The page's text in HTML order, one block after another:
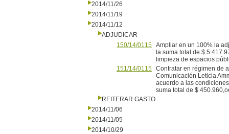
2014/11/26
2014/11/19
2014/11/12
ADJUDICAR
150/14/0115 Ampliar en un 100% la
la suma total de $
limpieza de espacios
151/14/0115 Contratar en régimen de
Comunicación Leticia
acuerdo a las
suma total de $
REITERAR GASTO
2014/11/06
2014/11/05
2014/10/29